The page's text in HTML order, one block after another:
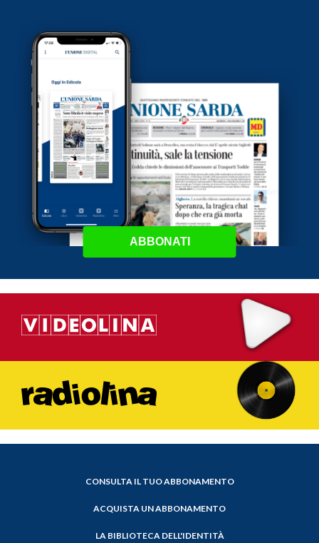
ABBONATI
CONSULTA IL TUO ABBONAMENTO
ACQUISTA UN ABBONAMENTO
LA BIBLIOTECA DELL'IDENTITÀ